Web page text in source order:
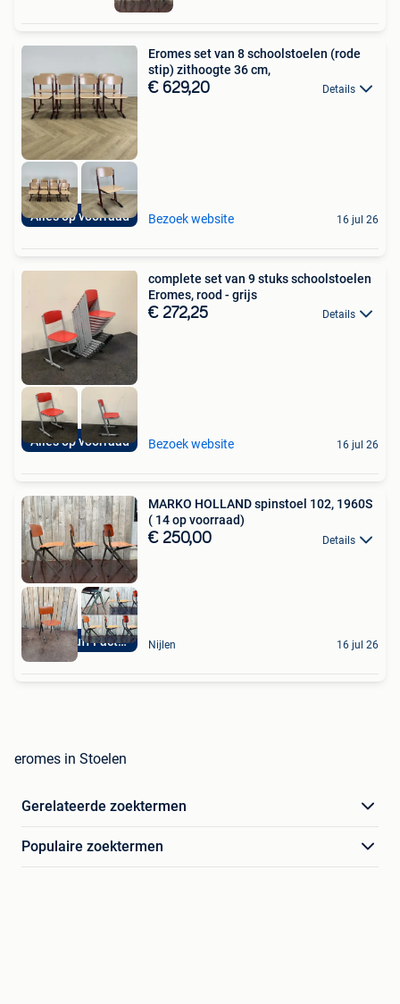
Alles op voorraad
Eromes set van 8 schoolstoelen (rode
stip) zithoogte 36 cm,
€ 629,20 Details
Bezoek website 16 jul 26
Alles op voorraad
complete set van 9 stuks schoolstoelen
Eromes, rood - grijs
€ 272,25 Details
Bezoek website 16 jul 26
Good Stuff Factory
MARKO HOLLAND spinstoel 102, 1960S
( 14 op voorraad)
€ 250,00 Details
Nijlen 16 jul 26
eromes in Stoelen
Gerelateerde zoektermen
Populaire zoektermen